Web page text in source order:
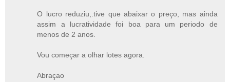
O lucro reduziu,.tive que abaixar o preço, mas ainda
assim a lucratividade foi boa para um periodo de
menos de 2 anos.
Vou começar a olhar lotes agora.
Abraçao